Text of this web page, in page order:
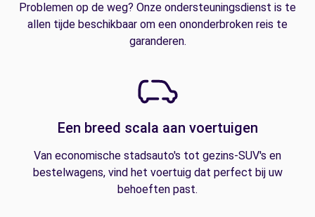
Problemen op de weg? Onze ondersteuningsdienst is te
allen tijde beschikbaar om een ononderbroken reis te
garanderen.
Een breed scala aan voertuigen
Van economische stadsauto's tot gezins-SUV's en
bestelwagens, vind het voertuig dat perfect bij uw
behoeften past.